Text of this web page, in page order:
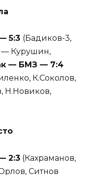
5:3 (Бадиков-3,
— Курушин,
— БМЗ — 7:4
К.Соколов,
Н.Новиков,
2:3 (Кахраманов,
Ситнов